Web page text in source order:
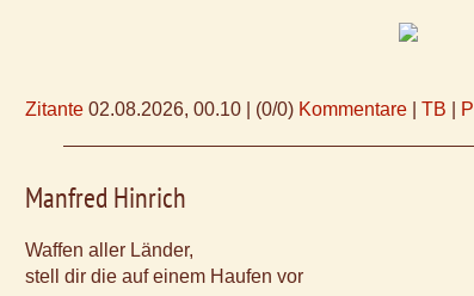
Zitante 02.08.2026, 00.10 (0/0) Kommentare TB
Manfred Hinrich
Waffen aller Länder,
stell dir die auf einem Haufen vor